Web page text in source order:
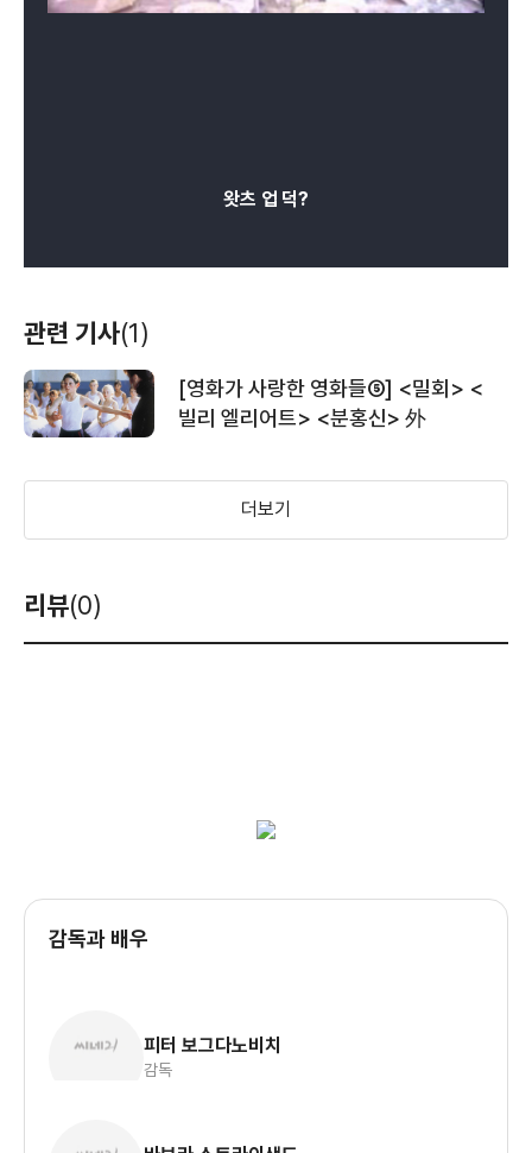
왓츠 업 덕?
관련 기사(1)
[영화가 사랑한 영화들⑤] <밀회> <
빌리 엘리어트> <분홍신> 外
더보기
리뷰(0)
감독과 배우
피터 보그다노비치
감독